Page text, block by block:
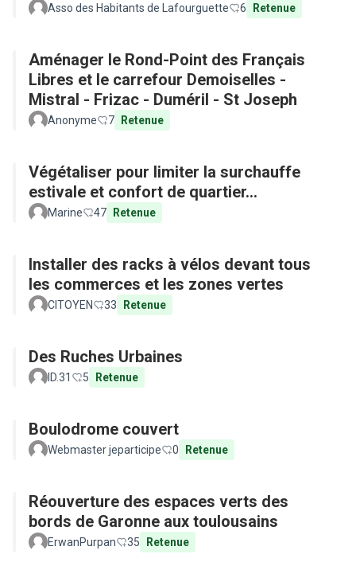
Asso des Habitants de Lafourguette 6 Retenue
Aménager le Rond-Point des Français
Libres et le carrefour Demoiselles -
Mistral - Frizac - Duméril - St Joseph
Anonyme 7 Retenue
Végétaliser pour limiter la surchauffe
estivale et confort de quartier...
Marine 47 Retenue
Installer des racks à vélos devant tous
les commerces et les zones vertes
CITOYEN 33 Retenue
Des Ruches Urbaines
ID.31 5 Retenue
Boulodrome couvert
Webmaster jeparticipe 0 Retenue
Réouverture des espaces verts des
bords de Garonne aux toulousains
ErwanPurpan 35 Retenue